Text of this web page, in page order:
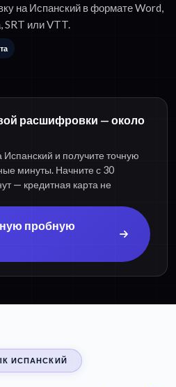
на Испанский в формате Word,
SRT или VTT.
расшифровки — около
и получите точную
минуты. Начните с 30
— кредитная карта не
пробную
ИСПАНСКИЙ